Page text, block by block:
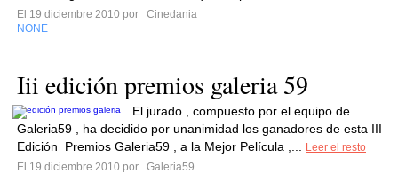
El 19 diciembre 2010 por
Cinedania
NONE
Iii edición premios galeria 59
El jurado , compuesto por el equipo de
Galeria59 , ha decidido por unanimidad los ganadores de esta III
Edición Premios Galeria59 , a la Mejor Película ,...
Leer el resto
El 19 diciembre 2010 por
Galeria59